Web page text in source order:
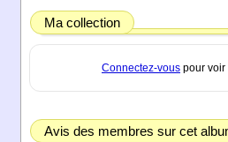
Ma collection
Connectez-vous pour voir
Avis des membres sur cet